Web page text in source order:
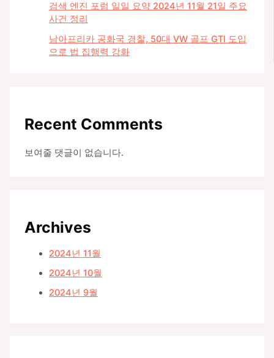
검색 엔진 포럼 일일 요약 2024년 11월 21일 주요
사건 정리
남아프리카 공화국 경찰, 50대 VW 골프 GTI 도입
으로 법 집행력 강화
Recent Comments
보여줄 댓글이 없습니다.
Archives
2024년 11월
2024년 10월
2024년 9월